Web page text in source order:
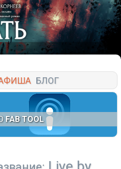
БЛОГ
FAB TOOL